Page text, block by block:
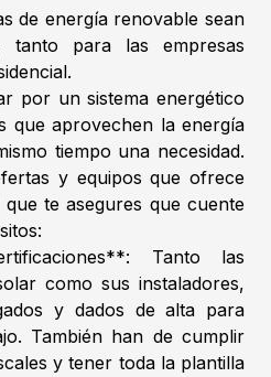
de energía renovable sean
tanto para las empresas
por un sistema energético
que aprovechen la energía
tiempo una necesidad.
y equipos que ofrece
te asegures que cuente
Tanto las
como sus instaladores,
y dados de alta para
También han de cumplir
y tener toda la plantilla